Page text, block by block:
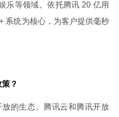
乐等领域。依托腾讯 20 亿用
系统为核心，为客户提供毫秒
？
放的生态。腾讯云和腾讯开放